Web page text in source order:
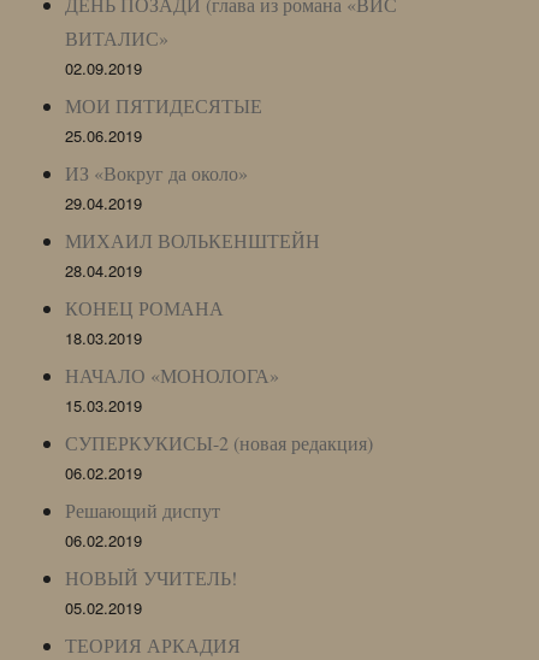
ВИТАЛИС»
02.09.2019
МОИ ПЯТИДЕСЯТЫЕ
25.06.2019
ИЗ «Вокруг да около»
29.04.2019
МИХАИЛ ВОЛЬКЕНШТЕЙН
28.04.2019
КОНЕЦ РОМАНА
18.03.2019
НАЧАЛО «МОНОЛОГА»
15.03.2019
СУПЕРКУКИСЫ-2 (новая редакция)
06.02.2019
Решающий диспут
06.02.2019
НОВЫЙ УЧИТЕЛЬ!
05.02.2019
ТЕОРИЯ АРКАДИЯ